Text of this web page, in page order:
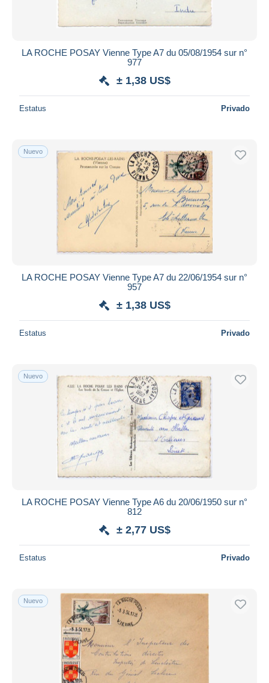
LA ROCHE POSAY Vienne Type A7 du 05/08/1954 sur n°
977
± 1,38 US$
Estatus Privado
Nuevo
LA ROCHE POSAY Vienne Type A7 du 22/06/1954 sur n°
957
± 1,38 US$
Estatus Privado
Nuevo
LA ROCHE POSAY Vienne Type A6 du 20/06/1950 sur n°
812
± 2,77 US$
Estatus Privado
Nuevo